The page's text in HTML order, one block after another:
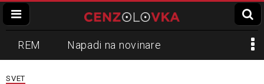
REM Napadi na novinare
Zvučni top
SVET